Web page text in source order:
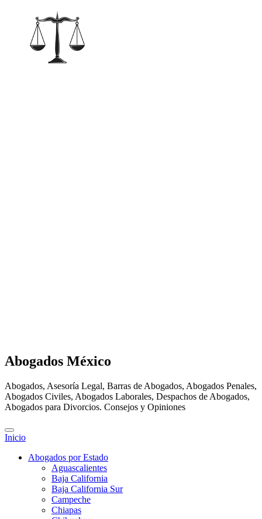
Abogados México
Abogados, Asesoría Legal, Barras de Abogados, Abogados Penales,
Abogados Civiles, Abogados Laborales, Despachos de Abogados,
Abogados para Divorcios. Consejos y Opiniones
Inicio
Abogados por Estado
Aguascalientes
Baja California
Baja California Sur
Campeche
Chiapas